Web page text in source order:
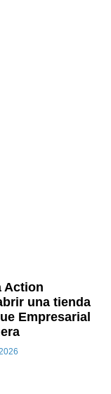
Action
una tienda
Empresarial